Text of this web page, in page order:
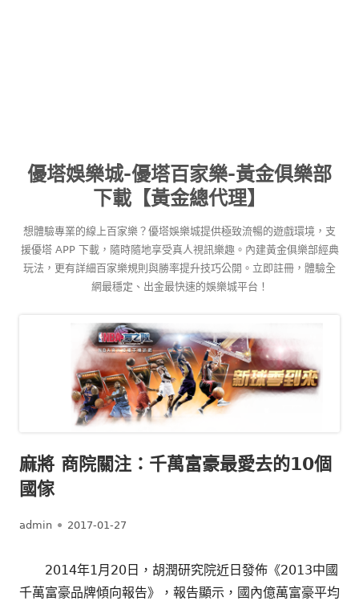
優塔娛樂城-優塔百家樂-黃金俱樂部
下載【黃金總代理】
想體驗專業的線上百家樂？優塔娛樂城提供極致流暢的遊戲環境，支
援優塔 APP 下載，隨時隨地享受真人視訊樂趣。內建黃金俱樂部經典
玩法，更有詳細百家樂規則與勝率提升技巧公開。立即註冊，體驗全
網最穩定、出金最快速的娛樂城平台！
麻將 商院關注：千萬富豪最愛去的10個
國傢
Author
admin Published
2017-01-27
2014年1月20日，胡潤研究院近日發佈《2013中國
千萬富豪品牌傾向報告》，報告顯示，國內億萬富豪平均